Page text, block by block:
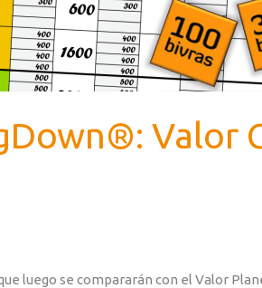
Valor
luego se compararán con el Valor